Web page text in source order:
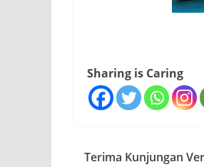
Sharing is Caring
Terima Kunjungan